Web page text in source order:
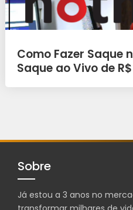
Como Fazer Saque
Saque ao Vivo de
Sobre
Já estou a 3 anos no